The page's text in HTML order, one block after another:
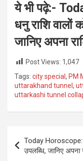
ये भी पढ़े:-
धनु राशि वालों
जानिए अपना
Post Views: 1,047
Tags: city special , PM
uttarakhand tunnel ,
uttarkashi tunnel
navigation
Today Horoscope:
उपलब्धि, जानिए अपना